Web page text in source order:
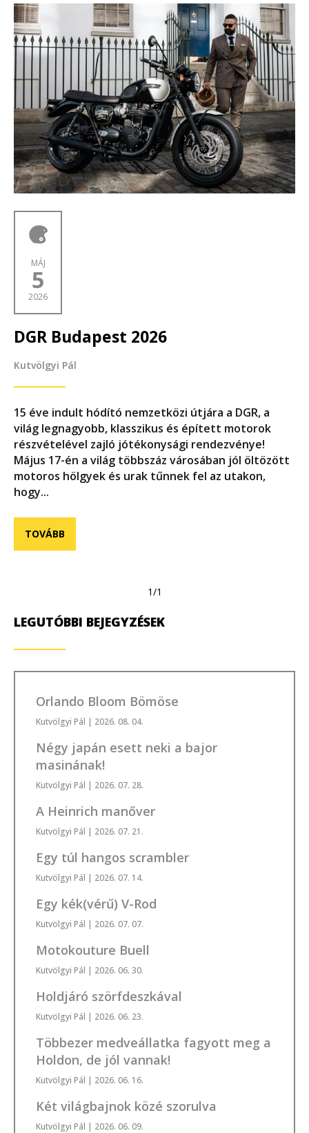
MÁJ
5
2026
DGR Budapest 2026
Kutvölgyi Pál
15 éve indult hódító nemzetközi útjára a DGR, a
világ legnagyobb, klasszikus és épített motorok
részvételével zajló jótékonysági rendezvénye!
Május 17-én a világ többszáz városában jól öltözött
motoros hölgyek és urak tűnnek fel az utakon,
hogy...
TOVÁBB
1/1
LEGUTÓBBI BEJEGYZÉSEK
Orlando Bloom Bömöse
Kutvölgyi Pál | 2026. 08. 04.
Négy japán esett neki a bajor
masinának!
Kutvölgyi Pál | 2026. 07. 28.
A Heinrich manőver
Kutvölgyi Pál | 2026. 07. 21.
Egy túl hangos scrambler
Kutvölgyi Pál | 2026. 07. 14.
Egy kék(vérű) V-Rod
Kutvölgyi Pál | 2026. 07. 07.
Motokouture Buell
Kutvölgyi Pál | 2026. 06. 30.
Holdjáró szörfdeszkával
Kutvölgyi Pál | 2026. 06. 23.
Többezer medveállatka fagyott meg a
Holdon, de jól vannak!
Kutvölgyi Pál | 2026. 06. 16.
Két világbajnok közé szorulva
Kutvölgyi Pál | 2026. 06. 09.